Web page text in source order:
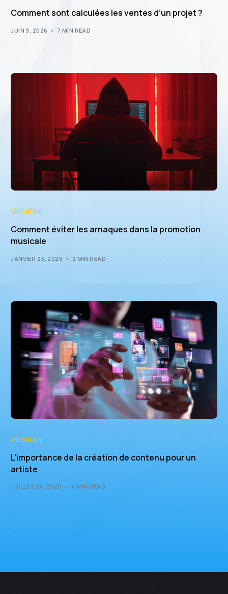
Comment sont calculées les ventes d’un projet ?
JUIN 9, 2026 7 MIN READ
Versatips
Comment éviter les arnaques dans la promotion
musicale
JANVIER 23, 2026 2 MIN READ
Versatips
L’importance de la création de contenu pour un
artiste
JUILLET 24, 2025 4 MIN READ